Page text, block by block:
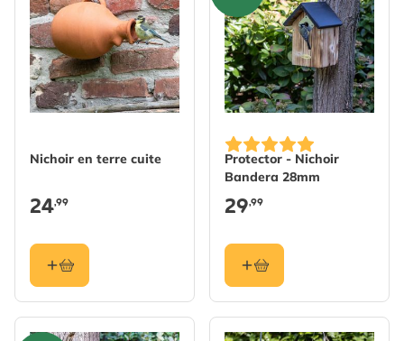
Nichoir en terre cuite
24,99
Protector - Nichoir
Bandera 28mm
29,99